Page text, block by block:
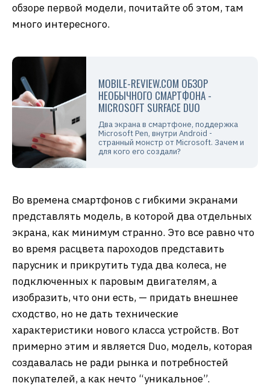
обзоре первой модели, почитайте об этом, там
много интересного.
MOBILE-REVIEW.COM ОБЗОР
НЕОБЫЧНОГО СМАРТФОНА -
MICROSOFT SURFACE DUO
Два экрана в смартфоне, поддержка
Microsoft Pen, внутри Android -
странный монстр от Microsoft. Зачем и
для кого его создали?
Во времена смартфонов с гибкими экранами
представлять модель, в которой два отдельных
экрана, как минимум странно. Это все равно что
во время расцвета пароходов представить
парусник и прикрутить туда два колеса, не
подключенных к паровым двигателям, а
изобразить, что они есть, — придать внешнее
сходство, но не дать технические
характеристики нового класса устройств. Вот
примерно этим и является Duo, модель, которая
создавалась не ради рынка и потребностей
покупателей, а как нечто “уникальное”.